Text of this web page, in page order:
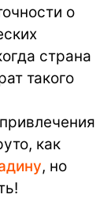
о
страна
такого
как
, но